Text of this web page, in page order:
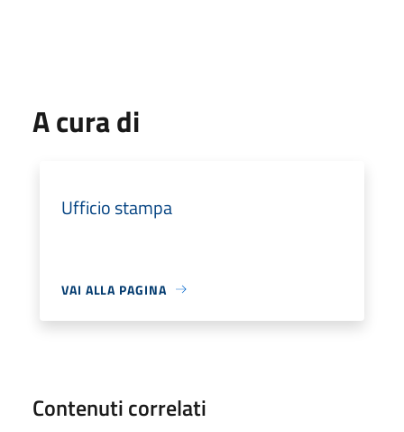
A cura di
Ufficio stampa
VAI ALLA PAGINA
Contenuti correlati